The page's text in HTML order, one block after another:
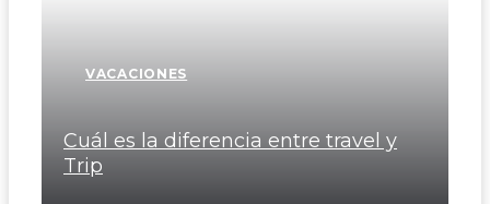
VACACIONES
Cuál es la diferencia entre travel y
Trip